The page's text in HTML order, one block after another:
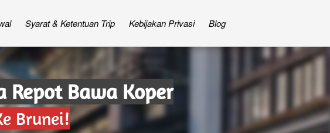
Syarat & Ketentuan Trip Kebijakan Privasi Blog
Repot Bawa Koper
Brunei!